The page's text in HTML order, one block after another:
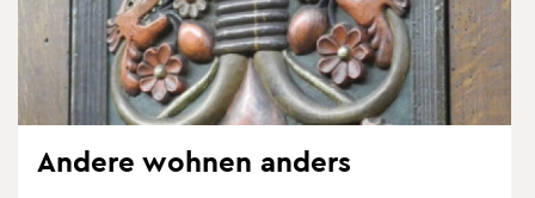
An­de­re woh­nen an­ders